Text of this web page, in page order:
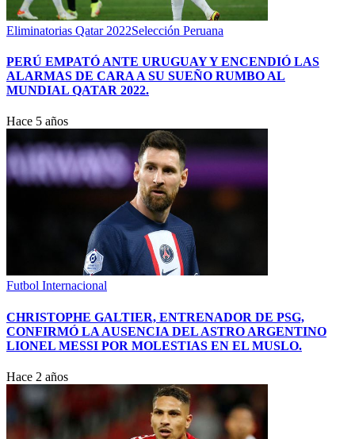
Eliminatorias Qatar 2022Selección Peruana
PERÚ EMPATÓ ANTE URUGUAY Y ENCENDIÓ LAS
ALARMAS DE CARA A SU SUEÑO RUMBO AL
MUNDIAL QATAR 2022.
Hace 5 años
Futbol Internacional
CHRISTOPHE GALTIER, ENTRENADOR DE PSG,
CONFIRMÓ LA AUSENCIA DEL ASTRO ARGENTINO
LIONEL MESSI POR MOLESTIAS EN EL MUSLO.
Hace 2 años